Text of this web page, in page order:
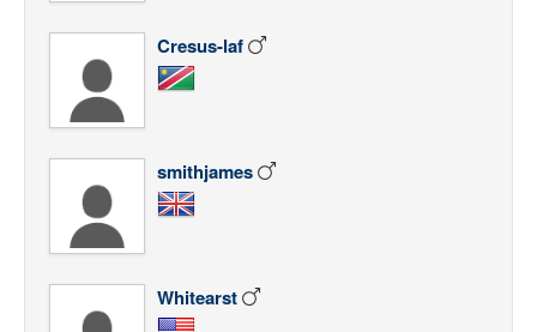
Cresus-laf
smithjames
Whitearst